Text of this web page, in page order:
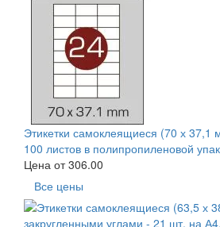
Этикетки самоклеящиеся (70 х
100 листов в полипропиленовой
Цена от306.00
Все цены